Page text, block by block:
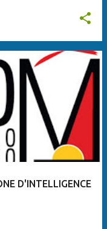
D'INTELLIGENCE